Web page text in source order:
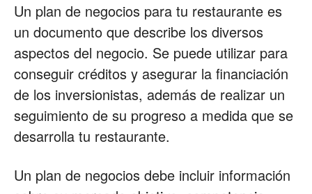
Un plan de negocios para tu restaurante es
un documento que describe los diversos
aspectos del negocio. Se puede utilizar para
conseguir créditos y asegurar la financiación
de los inversionistas, además de realizar un
seguimiento de su progreso a medida que se
desarrolla tu restaurante.
Un plan de negocios debe incluir información